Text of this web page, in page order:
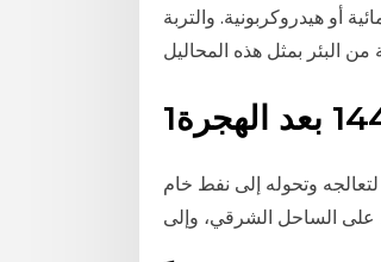
أو هيدروكربونية. والتربة
وتحوله إلى نفط خام